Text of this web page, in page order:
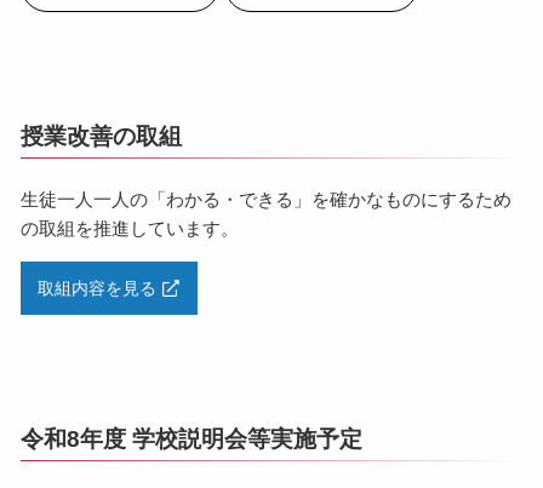
授業改善の取組
生徒一人一人の「わかる・できる」を確かなものにするため
の取組を推進しています。
取組内容を見る
令和8年度 学校説明会等実施予定